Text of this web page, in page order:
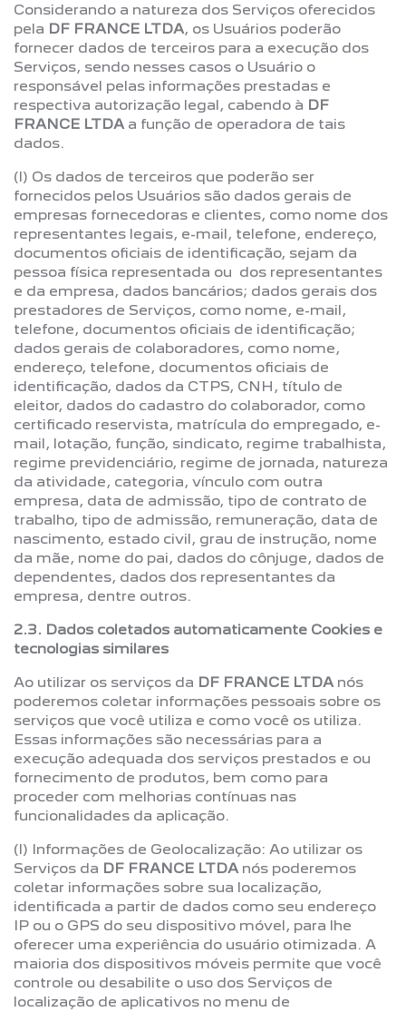
Considerando a natureza dos Serviços oferecidos
pela DF FRANCE LTDA, os Usuários poderão
fornecer dados de terceiros para a execução dos
Serviços, sendo nesses casos o Usuário o
responsável pelas informações prestadas e
respectiva autorização legal, cabendo à DF
FRANCE LTDAa função de operadora de tais
dados.
(I) Os dados de terceiros que poderão ser
fornecidos pelos Usuários são dados gerais de
empresas fornecedoras e clientes, como nome dos
representantes legais, e-mail, telefone, endereço,
documentos oficiais de identificação, sejam da
pessoa física representada ou dos representantes
e da empresa, dados bancários; dados gerais dos
prestadores de Serviços, como nome, e-mail,
telefone, documentos oficiais de identificação;
dados gerais de colaboradores, como nome,
endereço, telefone, documentos oficiais de
identificação, dados da CTPS, CNH, título de
eleitor, dados do cadastro do colaborador, como
certificado reservista, matrícula do empregado, e-
mail, lotação, função, sindicato, regime trabalhista,
regime previdenciário, regime de jornada, natureza
da atividade, categoria, vínculo com outra
empresa, data de admissão, tipo de contrato de
trabalho, tipo de admissão, remuneração, data de
nascimento, estado civil, grau de instrução, nome
da mãe, nome do pai, dados do cônjuge, dados de
dependentes, dados dos representantes da
empresa, dentre outros.
2.3. Dados coletados automaticamente Cookies e
tecnologias similares
Ao utilizar os serviços da DF FRANCE LTDAnós
poderemos coletar informações pessoais sobre os
serviços que você utiliza e como você os utiliza.
Essas informações são necessárias para a
execução adequada dos serviços prestados e ou
fornecimento de produtos, bem como para
proceder com melhorias contínuas nas
funcionalidades da aplicação.
(I) Informações de Geolocalização: Ao utilizar os
Serviços da DF FRANCE LTDAnós poderemos
coletar informações sobre sua localização,
identificada a partir de dados como seu endereço
IP ou o GPS do seu dispositivo móvel, para lhe
oferecer uma experiência do usuário otimizada. A
maioria dos dispositivos móveis permite que você
controle ou desabilite o uso dos Serviços de
localização de aplicativos no menu de